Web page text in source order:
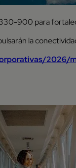
900 para
la
2026/